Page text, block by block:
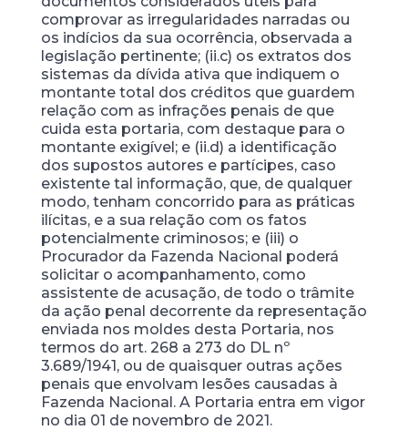
comprovar as irregularidades narradas ou
os indícios da sua ocorrência, observada a
legislação pertinente; (ii.c) os extratos dos
sistemas da dívida ativa que indiquem o
montante total dos créditos que guardem
relação com as infrações penais de que
cuida esta portaria, com destaque para o
montante exigível; e (ii.d) a identificação
dos supostos autores e partícipes, caso
existente tal informação, que, de qualquer
modo, tenham concorrido para as práticas
ilícitas, e a sua relação com os fatos
potencialmente criminosos; e (iii) o
Procurador da Fazenda Nacional poderá
solicitar o acompanhamento, como
assistente de acusação, de todo o trâmite
da ação penal decorrente da representação
enviada nos moldes desta Portaria, nos
termos do art. 268 a 273 do DL nº
3.689/1941, ou de quaisquer outras ações
penais que envolvam lesões causadas à
Fazenda Nacional. A Portaria entra em vigor
no dia 01 de novembro de 2021.